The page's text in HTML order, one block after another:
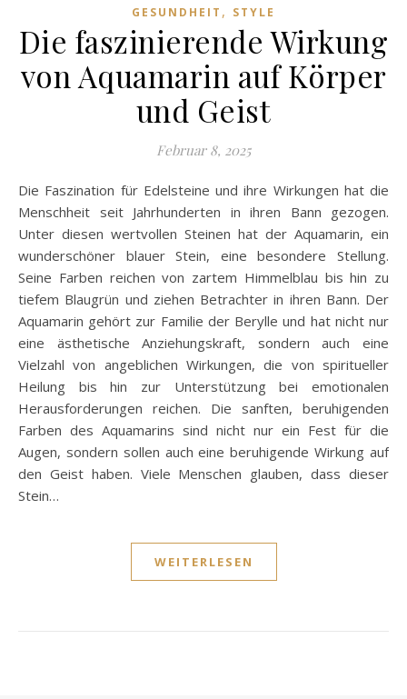
GESUNDHEIT , STYLE
Die faszinierende Wirkung
von Aquamarin auf Körper
und Geist
Februar 8, 2025
Die Faszination für Edelsteine und ihre Wirkungen hat die
Menschheit seit Jahrhunderten in ihren Bann gezogen.
Unter diesen wertvollen Steinen hat der Aquamarin, ein
wunderschöner blauer Stein, eine besondere Stellung.
Seine Farben reichen von zartem Himmelblau bis hin zu
tiefem Blaugrün und ziehen Betrachter in ihren Bann. Der
Aquamarin gehört zur Familie der Berylle und hat nicht nur
eine ästhetische Anziehungskraft, sondern auch eine
Vielzahl von angeblichen Wirkungen, die von spiritueller
Heilung bis hin zur Unterstützung bei emotionalen
Herausforderungen reichen. Die sanften, beruhigenden
Farben des Aquamarins sind nicht nur ein Fest für die
Augen, sondern sollen auch eine beruhigende Wirkung auf
den Geist haben. Viele Menschen glauben, dass dieser
Stein…
WEITERLESEN